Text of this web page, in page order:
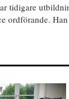
tidigare
ordförande.